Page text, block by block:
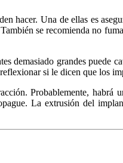
hacer. Una de ellas es
se recomienda no
demasiado grandes puede
si le dicen que los
Probablemente, habrá
La extrusión del